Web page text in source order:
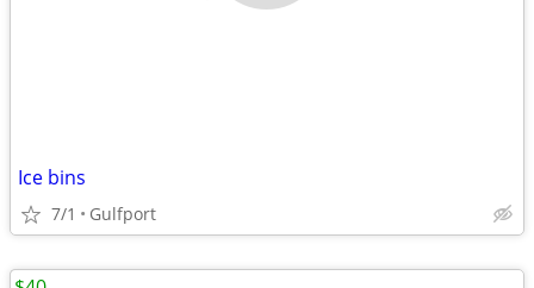
Ice bins
7/1 Gulfport